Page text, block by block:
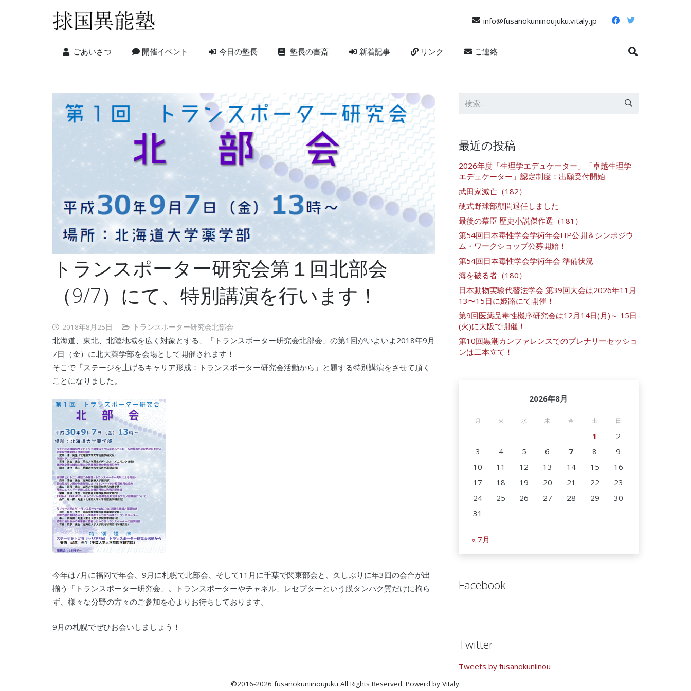
info@fusanokuniinoujuku.vitaly.jp
ごあいさつ 開催イベント 今日の塾長 塾長の書斎 新着記事 リンク ご連絡
トランスポーター研究会第１回北部会
（9/7）にて、特別講演を行います！
2018年8月25日 トランスポーター研究会北部会
北海道、東北、北陸地域を広く対象とする、「トランスポーター研究会北部会」の第1回がいよいよ2018年9月
7日（金）に北大薬学部を会場として開催されます！
そこで「ステージを上げるキャリア形成：トランスポーター研究会活動から」と題する特別講演をさせて頂く
ことになりました。
今年は7月に福岡で年会、9月に札幌で北部会、そして11月に千葉で関東部会と、久しぶりに年3回の会合が出
揃う「トランスポーター研究会」。トランスポーターやチャネル、レセプターという膜タンパク質だけに拘ら
ず、様々な分野の方々のご参加を心よりお待ちしております。
9月の札幌でぜひお会いしましょう！
最近の投稿
2026年度「生理学エデュケーター」「卓越生理学
エデュケーター」認定制度：出願受付開始
武田家滅亡（182）
硬式野球部顧問退任しました
最後の幕臣 歴史小説傑作選（181）
第54回日本毒性学会学術年会HP公開＆シンポジウ
ム・ワークショップ公募開始！
第54回日本毒性学会学術年会 準備状況
海を破る者（180）
日本動物実験代替法学会 第39回大会は2026年11月
13〜15日に姫路にて開催！
第9回医薬品毒性機序研究会は12月14日(月)～ 15日
(火)に大阪で開催！
第10回黒潮カンファレンスでのプレナリーセッショ
ンは二本立て！
2026年8月
月 火 水 木 金 土 日
1
2
3
4 5 6 7 8
9
10
11 12 13 14 15
16
17
18 19 20 21 22
23
24
25 26 27 28 29
30
31
« 7月
Facebook
Twitter
Tweets by fusanokuniinou
©2016-2026 fusanokuniinoujuku All Rights Reserved. Powerd by Vitaly.